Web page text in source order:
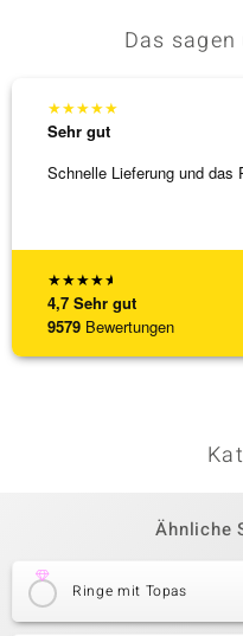
Das
★★★★★
4,7 Sehr gut
9579 Bewertungen
★★★★★
Sehr gut
Schnelle Lieferung und das
Ähnliche
Ringe mit Topas